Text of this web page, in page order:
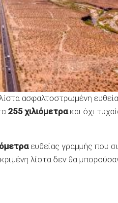
ασφαλτοστρωμένη
255 χιλιόμετρακαι όχι
ευθείας γραμμής που
λίστα δεν θα